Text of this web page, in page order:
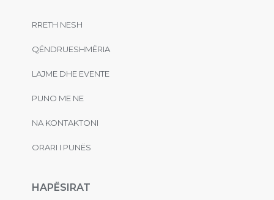
RRETH NESH
QËNDRUESHMËRIA
LAJME DHE EVENTE
PUNO ME NE
NA KONTAKTONI
ORARI I PUNËS
HAPËSIRAT